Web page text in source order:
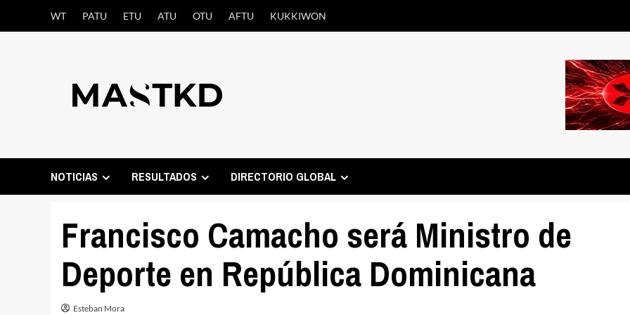
WT PATU ETU ATU OTU AFTU KUKKIWON
NOTICIAS RESULTADOS DIRECTORIO GLOBAL
Francisco Camacho será Ministro de
Deporte en República Dominicana
Esteban Mora